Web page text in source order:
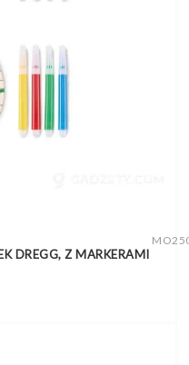
DREGG, Z MARKERAMI